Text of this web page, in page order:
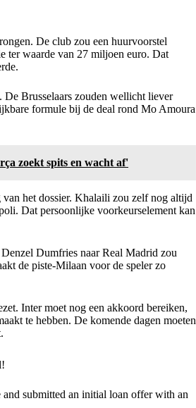
De club zou een huurvoorstel
ter waarde van 27 miljoen euro. Dat
Brusselaars zouden wellicht liever
formule bij de deal rond Mo Amoura
zoekt spits en wacht af'
het dossier. Khalaili zou zelf nog altijd
Dat persoonlijke voorkeurselement kan
Dumfries naar Real Madrid zou
de piste-Milaan voor de speler zo
Inter moet nog een akkoord bereiken,
te hebben. De komende dagen moeten
submitted an initial loan offer with an